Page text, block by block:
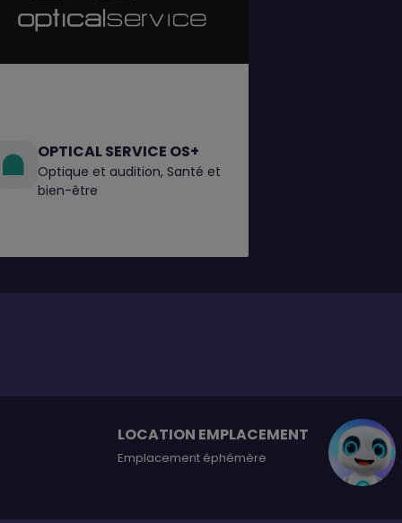
OPTICAL SERVICE OS+
Optique et audition, Santé et
bien-être
LOCATION EMPLACEMENT
Emplacement éphémère